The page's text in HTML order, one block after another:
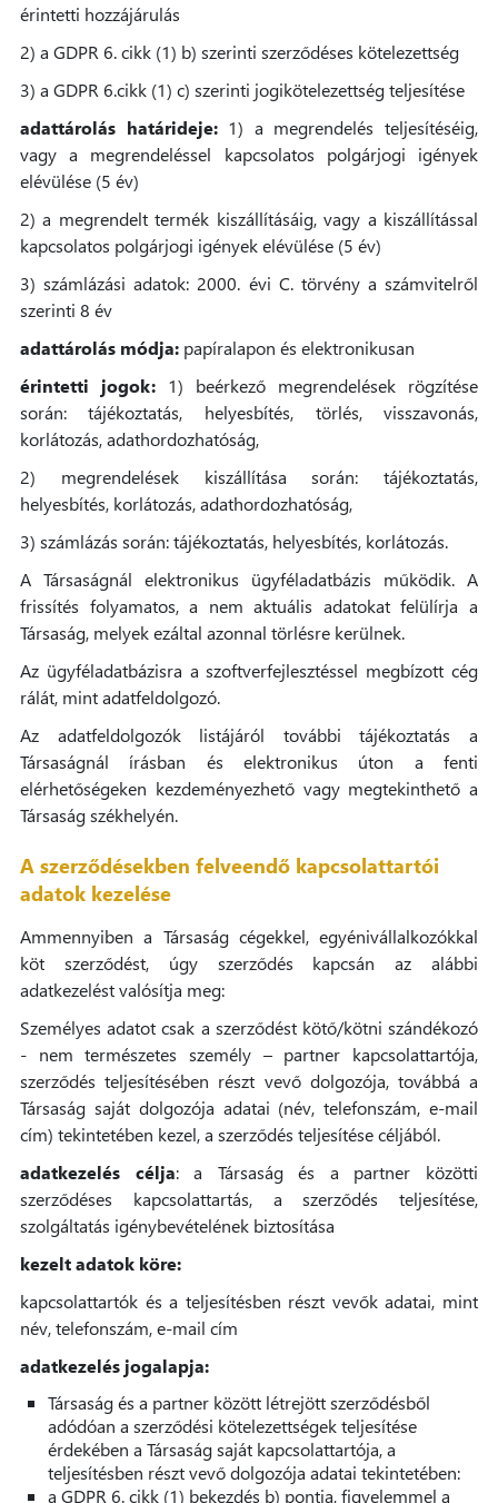
érintetti hozzájárulás
2) a GDPR 6. cikk (1) b) szerinti szerződéses kötelezettség
3) a GDPR 6.cikk (1) c) szerinti jogikötelezettség teljesítése
adattárolás határideje:1) a megrendelés teljesítéséig,
vagy a megrendeléssel kapcsolatos polgárjogi igények
elévülése (5 év)
2) a megrendelt termék kiszállításáig, vagy a kiszállítással
kapcsolatos polgárjogi igények elévülése (5 év)
3) számlázási adatok: 2000. évi C. törvény a számvitelről
szerinti 8 év
adattárolás módja:papíralapon és elektronikusan
érintetti jogok:1) beérkező megrendelések rögzítése
során: tájékoztatás, helyesbítés, törlés, visszavonás,
korlátozás, adathordozhatóság,
2) megrendelések kiszállítása során: tájékoztatás,
helyesbítés, korlátozás, adathordozhatóság,
3) számlázás során: tájékoztatás, helyesbítés, korlátozás.
A Társaságnál elektronikus ügyféladatbázis működik. A
frissítés folyamatos, a nem aktuális adatokat felülírja a
Társaság, melyek ezáltal azonnal törlésre kerülnek.
Az ügyféladatbázisra a szoftverfejlesztéssel megbízott cég
rálát, mint adatfeldolgozó.
Az adatfeldolgozók listájáról további tájékoztatás a
Társaságnál írásban és elektronikus úton a fenti
elérhetőségeken kezdeményezhető vagy megtekinthető a
Társaság székhelyén.
A szerződésekben felveendő kapcsolattartói
adatok kezelése
Ammennyiben a Társaság cégekkel, egyénivállalkozókkal
köt szerződést, úgy szerződés kapcsán az alábbi
adatkezelést valósítja meg:
Személyes adatot csak a szerződést kötő/kötni szándékozó
- nem természetes személy – partner kapcsolattartója,
szerződés teljesítésében részt vevő dolgozója, továbbá a
Társaság saját dolgozója adatai (név, telefonszám, e-mail
cím) tekintetében kezel, a szerződés teljesítése céljából.
adatkezelés célja: a Társaság és a partner közötti
szerződéses kapcsolattartás, a szerződés teljesítése,
szolgáltatás igénybevételének biztosítása
kezelt adatok köre:
kapcsolattartók és a teljesítésben részt vevők adatai, mint
név, telefonszám, e-mail cím
adatkezelés jogalapja:
Társaság és a partner között létrejött szerződésből
adódóan a szerződési kötelezettségek teljesítése
érdekében a Társaság saját kapcsolattartója, a
teljesítésben részt vevő dolgozója adatai tekintetében:
a GDPR 6. cikk (1) bekezdés b) pontja, figyelemmel a